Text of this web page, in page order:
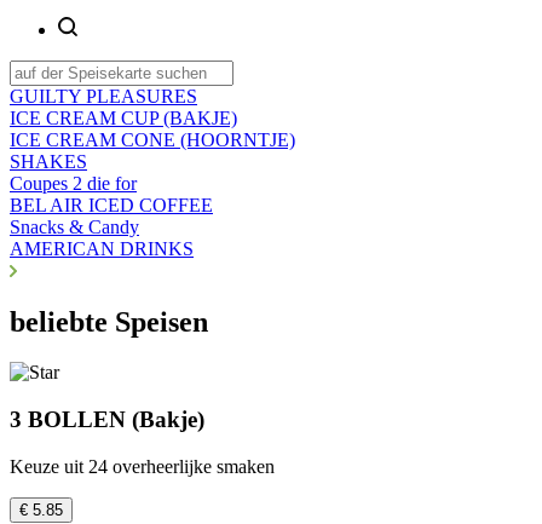
GUILTY PLEASURES
ICE CREAM CUP (BAKJE)
ICE CREAM CONE (HOORNTJE)
SHAKES
Coupes 2 die for
BEL AIR ICED COFFEE
Snacks & Candy
AMERICAN DRINKS
beliebte Speisen
3 BOLLEN (Bakje)
Keuze uit 24 overheerlijke smaken
€ 5.85